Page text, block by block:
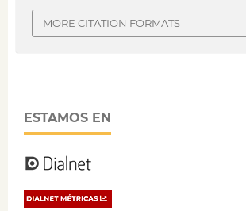
MORE CITATION FORMATS
ESTAMOS EN